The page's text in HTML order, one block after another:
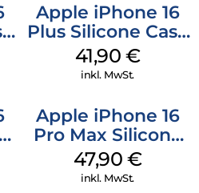
Apple iPhone 16
Plus Silicone Case
MagSafe Stone
Gray
41,90 €
inkl. MwSt.
Apple iPhone 16
Pro Max Silicone
Case MagSafe
Black
47,90 €
inkl. MwSt.